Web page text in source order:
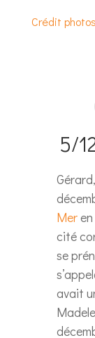
Crédit
5/
Meren
cité
se
avait